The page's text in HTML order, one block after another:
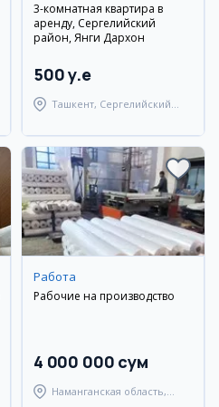
3-комнатная квартира в
аренду, Сергелийский
район, Янги Дархон
500 y.e
Ташкент, Сергелийский
Работа
Рабочие на производство
4 000 000 сум
Наманганская область,